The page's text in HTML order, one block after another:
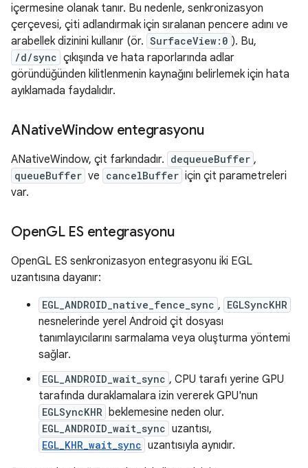
içermesine olanak tanır. Bu nedenle, senkronizasyon
çerçevesi, çiti adlandırmak için sıralanan pencere adını ve
arabellek dizinini kullanır (ör. SurfaceView:0 ). Bu,
/d/sync çıkışında ve hata raporlarında adlar
göründüğünden kilitlenmenin kaynağını belirlemek için hata
ayıklamada faydalıdır.
ANativeWindow entegrasyonu
ANativeWindow, çit farkındadır. dequeueBuffer ,
queueBuffer ve cancelBuffer için çit parametreleri
var.
OpenGL ES entegrasyonu
OpenGL ES senkronizasyon entegrasyonu iki EGL
uzantısına dayanır:
EGL_ANDROID_native_fence_sync , EGLSyncKHR
nesnelerinde yerel Android çit dosyası
tanımlayıcılarını sarmalama veya oluşturma yöntemi
sağlar.
EGL_ANDROID_wait_sync , CPU tarafı yerine GPU
tarafında duraklamalara izin vererek GPU'nun
EGLSyncKHR beklemesine neden olur.
EGL_ANDROID_wait_sync uzantısı,
EGL_KHR_wait_sync uzantısıyla aynıdır.